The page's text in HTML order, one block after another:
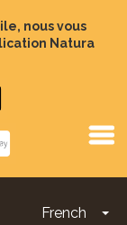
nous vous
Natura
French